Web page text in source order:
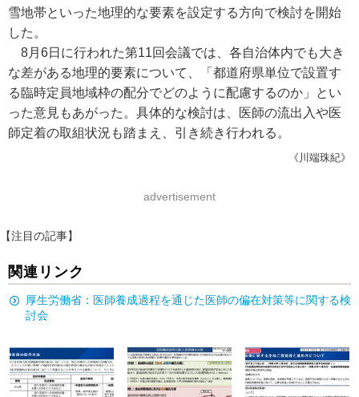
雪地帯といった地理的な要素を設定する方向で検討を開始
した。
8月6日に行われた第11回会議では、各自治体内でも大き
な差がある地理的要素について、「都道府県単位で設置す
る臨時定員地域枠の配分でどのように配慮するのか」とい
った意見もあがった。具体的な検討は、医師の流出入や医
師定着の取組状況も踏まえ、引き続き行われる。
《川端珠紀》
advertisement
【注目の記事】
関連リンク
厚生労働省：医師養成過程を通じた医師の偏在対策等に関する検
討会